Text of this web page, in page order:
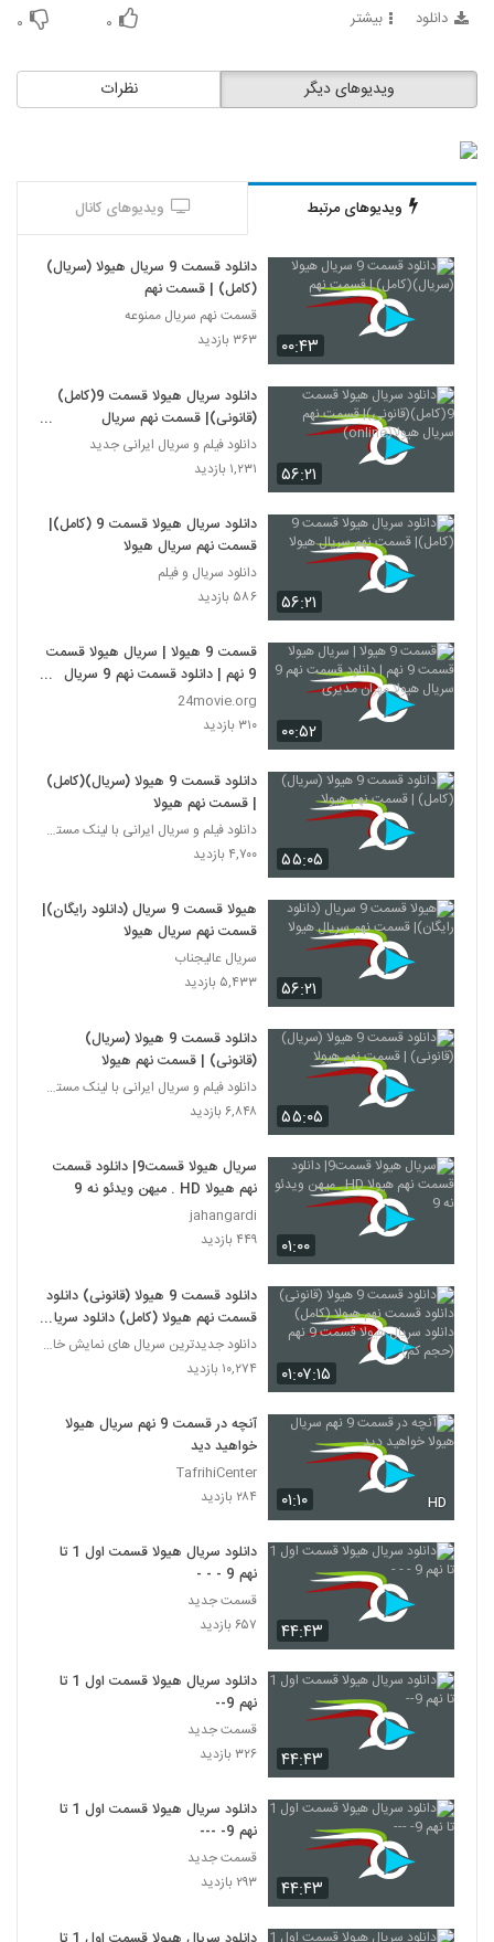
دانلود بیشتر ۰ ۰
نظرات ویدیوهای دیگر
ویدیوهای مرتبط ویدیوهای کانال
۰۰:۴۳
دانلود قسمت 9 سریال هیولا (سریال)
(کامل) | قسمت نهم
قسمت نهم سریال ممنوعه
۳۶۳ بازدید
۵۶:۲۱
دانلود سریال هیولا قسمت 9(کامل)
(قانونی)| قسمت نهم سریال
هیولا(online)
دانلود فیلم و سریال ایرانی جدید
۱,۲۳۱ بازدید
۵۶:۲۱
دانلود سریال هیولا قسمت 9 (کامل)|
قسمت نهم سریال هیولا
دانلود سریال و فیلم
۵۸۶ بازدید
۰۰:۵۲
قسمت 9 هیولا | سریال هیولا قسمت
9 نهم | دانلود قسمت نهم 9 سریال
هیولا مهران مدیری
24movie.org
۳۱۰ بازدید
۵۵:۰۵
دانلود قسمت 9 هیولا (سریال)(کامل)
| قسمت نهم هیولا
دانلود فیلم و سریال ایرانی با لینک مستقیم
۴,۷۰۰ بازدید
۵۶:۲۱
هیولا قسمت 9 سریال (دانلود رایگان)|
قسمت نهم سریال هیولا
سریال عالیجناب
۵,۴۳۳ بازدید
۵۵:۰۵
دانلود قسمت 9 هیولا (سریال)
(قانونی) | قسمت نهم هیولا
دانلود فیلم و سریال ایرانی با لینک مستقیم
۶,۸۴۸ بازدید
۰۱:۰۰
سریال هیولا قسمت9| دانلود قسمت
نهم هیولا HD . میهن ویدئو نه 9
jahangardi
۴۴۹ بازدید
۰۱:۰۷:۱۵
دانلود قسمت 9 هیولا (قانونی) دانلود
قسمت نهم هیولا (کامل) دانلود سریال
هیولا قسمت 9 نهم (حجم کم)
دانلود جدیدترین سریال های نمایش خانگی
۱۰,۲۷۴ بازدید
۰۱:۱۰ HD
آنچه در قسمت 9 نهم سریال هیولا
خواهید دید
TafrihiCenter
۲۸۴ بازدید
۴۴:۴۳
دانلود سریال هیولا قسمت اول 1 تا
نهم 9 - - -
قسمت جدید
۶۵۷ بازدید
۴۴:۴۳
دانلود سریال هیولا قسمت اول 1 تا
نهم 9--
قسمت جدید
۳۲۶ بازدید
۴۴:۴۳
دانلود سریال هیولا قسمت اول 1 تا
نهم 9- ---
قسمت جدید
۲۹۳ بازدید